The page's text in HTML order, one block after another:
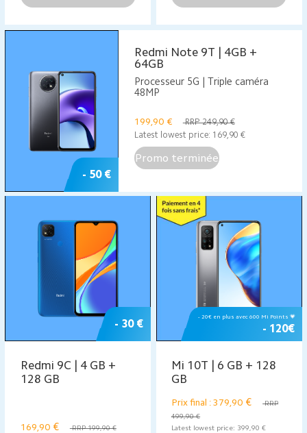
- 50 €
Redmi Note 9T | 4GB +
64GB
Processeur 5G | Triple caméra
48MP
199,90 €
RRP 249,90 €
Latest lowest price: 169,90 €
Promo terminée
- 30 €
Redmi 9C | 4 GB +
128 GB
169,90 € RRP 199,90 €
- 20€ en plus avec 600 Mi Points 💗
- 120€
Mi 10T | 6 GB + 128
GB
Prix final : 379,90 €
RRP
499,90 €
Latest lowest price: 399,90 €